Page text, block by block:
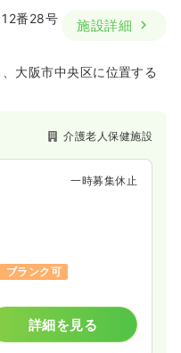
番28号
施設詳細
大阪市中央区に位置する
介護老人保健施設
一時募集休止
ブランク可
詳細を見る